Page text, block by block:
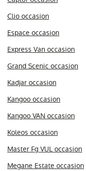
Clio occasion
Espace occasion
Express Van occasion
Grand Scenic occasion
Kadjar occasion
Kangoo occasion
Kangoo VAN occasion
Koleos occasion
Master Fg VUL occasion
Megane Estate occasion